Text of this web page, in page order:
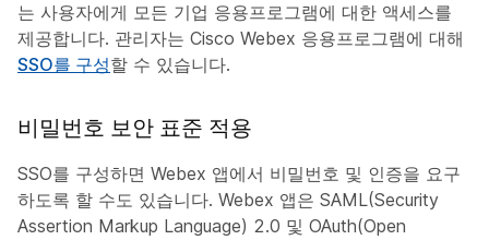
는 사용자에게 모든 기업 응용프로그램에 대한 액세스를
제공합니다. 관리자는 Cisco Webex 응용프로그램에 대해
SSO를 구성할 수 있습니다.
비밀번호 보안 표준 적용
SSO를 구성하면 Webex 앱에서 비밀번호 및 인증을 요구
하도록 할 수도 있습니다. Webex 앱은 SAML(Security
Assertion Markup Language) 2.0 및 OAuth(Open